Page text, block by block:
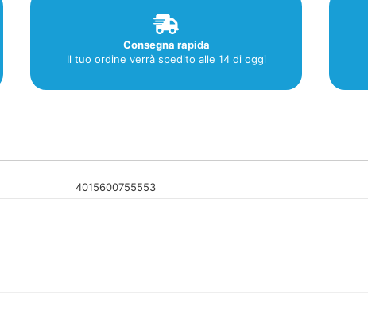
Consegna rapida
Il tuo ordine verrà spedito alle 14 di oggi
4015600755553